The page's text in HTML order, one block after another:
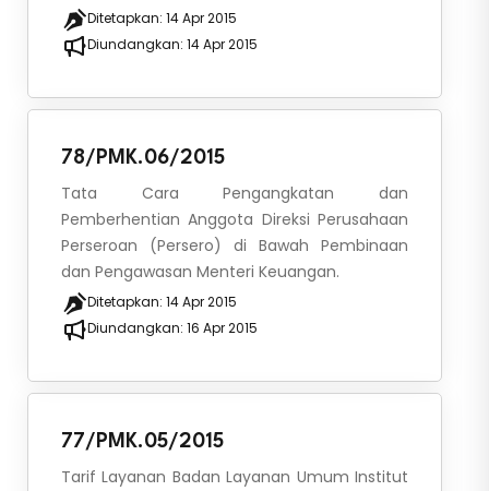
Ditetapkan: 14 Apr 2015
Diundangkan: 14 Apr 2015
78/PMK.06/2015
Tata Cara Pengangkatan dan
Pemberhentian Anggota Direksi Perusahaan
Perseroan (Persero) di Bawah Pembinaan
dan Pengawasan Menteri Keuangan.
Ditetapkan: 14 Apr 2015
Diundangkan: 16 Apr 2015
77/PMK.05/2015
Tarif Layanan Badan Layanan Umum Institut